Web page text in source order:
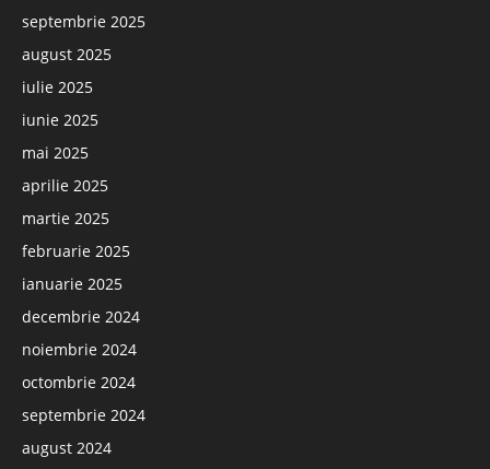
septembrie 2025
august 2025
iulie 2025
iunie 2025
mai 2025
aprilie 2025
martie 2025
februarie 2025
ianuarie 2025
decembrie 2024
noiembrie 2024
octombrie 2024
septembrie 2024
august 2024